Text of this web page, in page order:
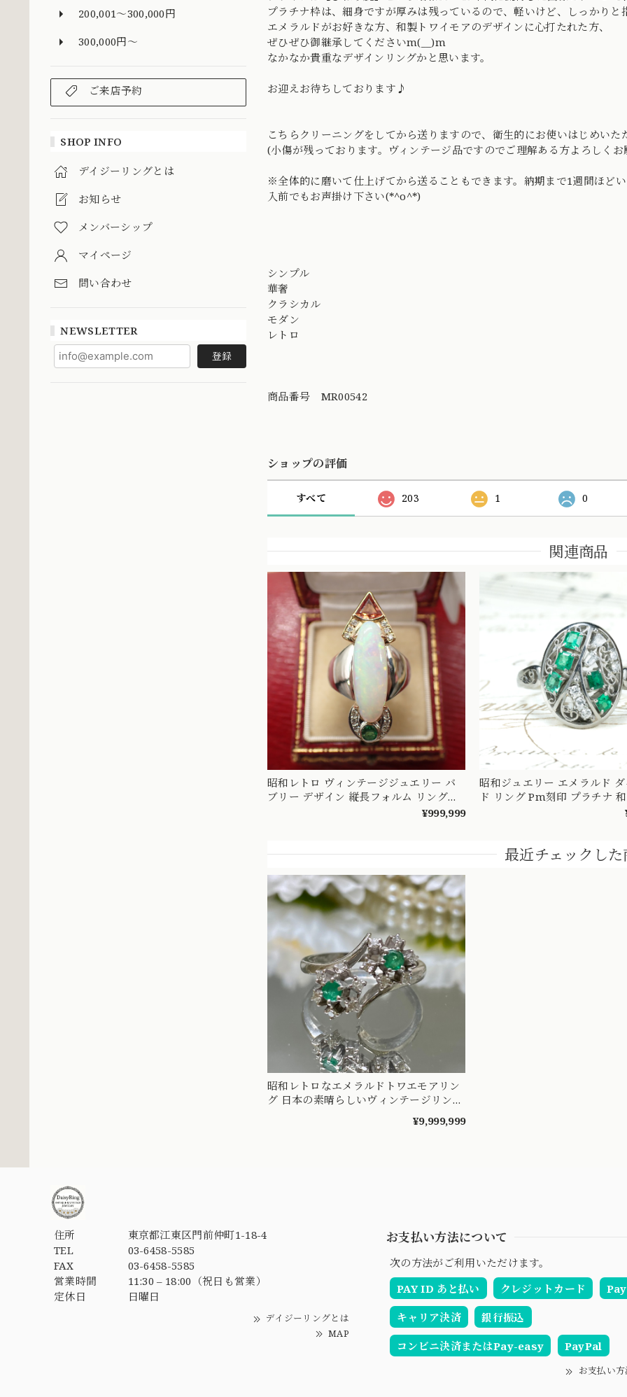
200,001～300,000円
300,000円～
ご来店予約
SHOP INFO
デイジーリングとは
お知らせ
メンバーシップ
マイページ
問い合わせ
NEWSLETTER
登録
プラチナ枠は、細身ですが厚みは残っているので、軽いけど、しっかり
エメラルドがお好きな方、和製トワイモアのデザインに心打たれた方、
ぜひぜひ御継承してくださいm(__)m
なかなか貴重なデザインリングかと思います。
お迎えお待ちしております♪
こちらクリーニングをしてから送りますので、衛生的にお使いはじめいた
(小傷が残っております。ヴィンテージ品ですのでご理解ある方よろしく
※全体的に磨いて仕上げてから送ることもできます。納期まで1週間ほど
入前でもお声掛け下さい(*^o^*)
シンプル
華奢
クラシカル
モダン
レトロ
商品番号 MR00542
ショップの評価
すべて 203 1 0
関連商品
昭和レトロ ヴィンテージジュエリー バ
ブリー デザイン 縦長フォルム リング
Pt900 K18 オパール 4.63 サファイア
OKR00219
¥999,999
昭和ジュエリー エメラルド
ド リング Pm刻印 プラチナ
ンテージ 昭和レトロ 指輪
最近チェックし
昭和レトロなエメラルドトワエモアリン
グ 日本の素晴らしいヴィンテージリング
¥9,999,999
住所
東京都江東区門前仲町1-18-4
TEL
03-6458-5585
FAX
03-6458-5585
営業時間
11:30 – 18:00（祝日も営業）
定休日
日曜日
デイジーリングとは
MAP
お支払い方法について
次の方法がご利用いただけます。
PAY ID あと払い
クレジットカード
キャリア決済 銀行振込
コンビニ決済またはPay-easy PayPal
お支払い